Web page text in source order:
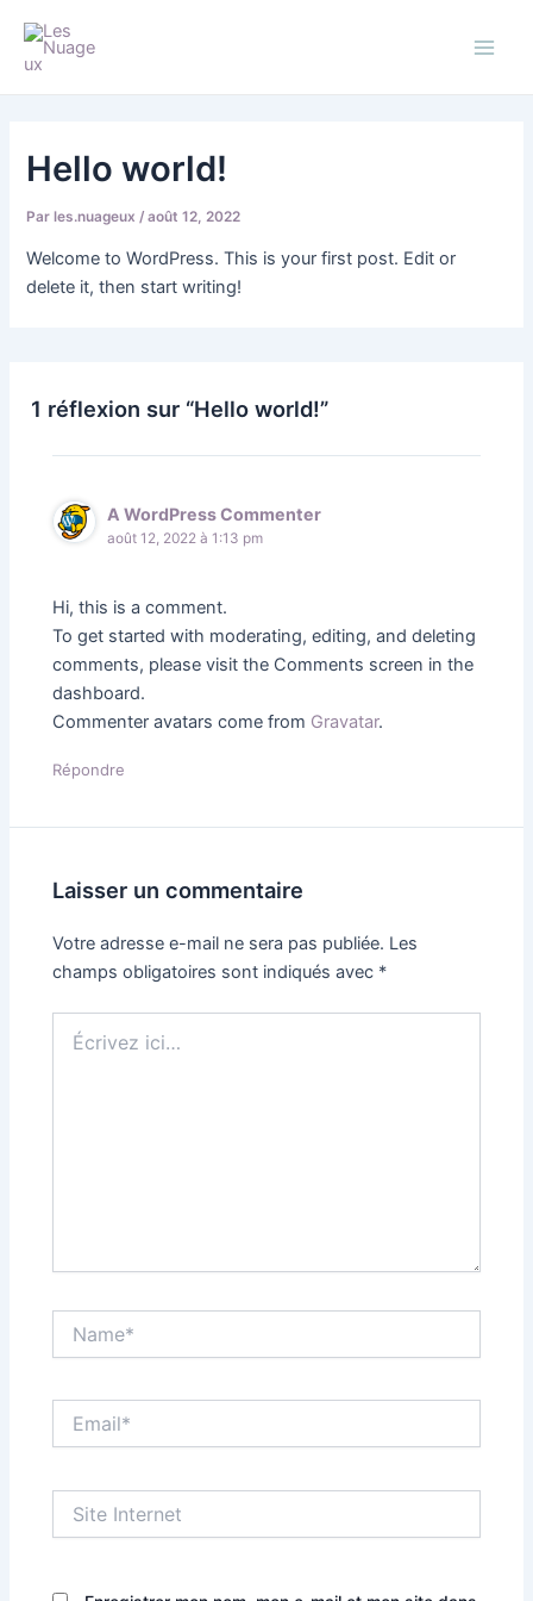
contenu
Hello world!
Parles.nuageux /août 12, 2022
Welcome to WordPress. This is your first post. Edit or
delete it, then start writing!
1 réflexion sur “Hello world!”
A WordPress Commenter
août 12, 2022 à 1:13 pm
Hi, this is a comment.
To get started with moderating, editing, and deleting
comments, please visit the Comments screen in the
dashboard.
Commenter avatars come from Gravatar.
Répondre
Laisser un commentaire
Votre adresse e-mail ne sera pas publiée. Les
champs obligatoires sont indiqués avec *
ici…
Internet